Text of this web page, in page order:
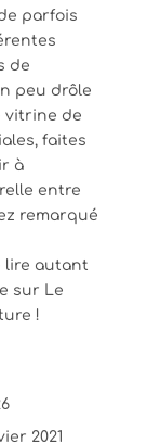
parfois
de
peu drôle
vitrine de
faites
à
entre
remarqué
lire autant
sur Le
!
2021